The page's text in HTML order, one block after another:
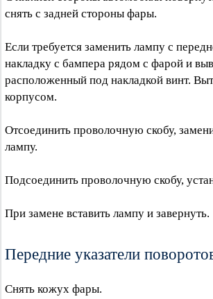
снять с задней стороны фары.
Если требуется заменить лампу с
накладку с бампера рядом с фарой и
расположенный под накладкой винт.
корпусом.
Отсоединить проволочную скобу,
лампу.
Подсоединить проволочную скобу,
При замене вставить лампу и завернуть.
Передние указатели
Снять кожух фары.